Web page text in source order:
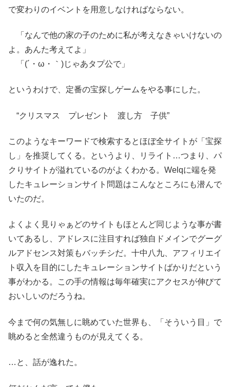
で変わりのイベントを用意しなければならない。
「なんで他の家の子のために私が考えなきゃいけないの
よ。あんた考えてよ」
「(´・ω・｀)じゃあタプ公で」
というわけで、定番の宝探しゲームをやる事にした。
“クリスマス プレゼント 渡し方 子供”
このようなキーワードで検索するとほぼ全サイトが「宝探
し」を推奨してくる。というより、リライト…つまり、パ
クりサイトが溢れているのがよくわかる。Welqに端を発
したキュレーションサイト問題はこんなところにも潜んで
いたのだ。
よくよく見りゃぁどのサイトもほとんど同じような事が書
いてあるし、アドレスに注目すれば独自ドメインでグーグ
ルアドセンス対策もバッチシだ。十中八九、アフィリエイ
ト収入を目的にしたキュレーションサイトばかりだという
事がわかる。この手の情報は毎年確実にアクセスが伸びて
おいしいのだろうね。
今まで何の気無しに眺めていた世界も、「そういう目」で
眺めると全然違うものが見えてくる。
…と、話が逸れた。